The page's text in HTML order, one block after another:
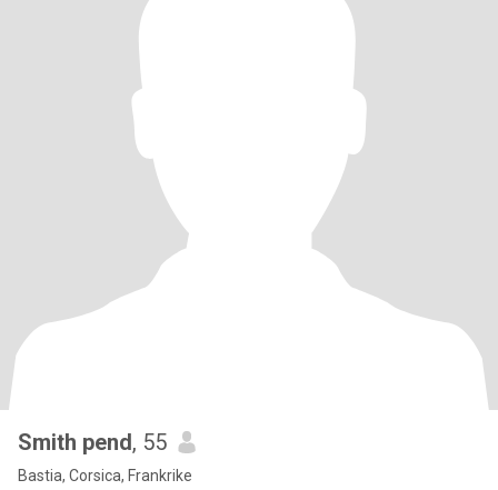
Smith pend, 55
Bastia, Corsica, Frankrike